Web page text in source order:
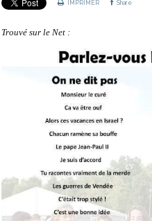
IMPRIMER Share
Trouvé sur le Net :